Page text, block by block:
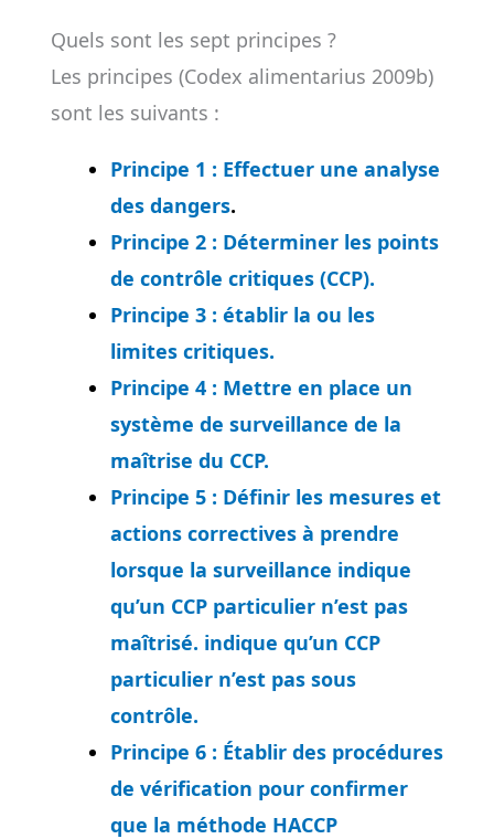
Quels sont les sept principes ?
Les principes (Codex alimentarius 2009b)
sont les suivants :
Principe 1 : Effectuer une analyse
des dangers.
Principe 2 : Déterminer les points
de contrôle critiques (CCP).
Principe 3 : établir la ou les
limites critiques.
Principe 4 : Mettre en place un
système de surveillance de la
maîtrise du CCP.
Principe 5 : Définir les mesures et
actions correctives à prendre
lorsque la surveillance indique
qu’un CCP particulier n’est pas
maîtrisé. indique qu’un CCP
particulier n’est pas sous
contrôle.
Principe 6 : Établir des procédures
de vérification pour confirmer
que la méthode HACCP